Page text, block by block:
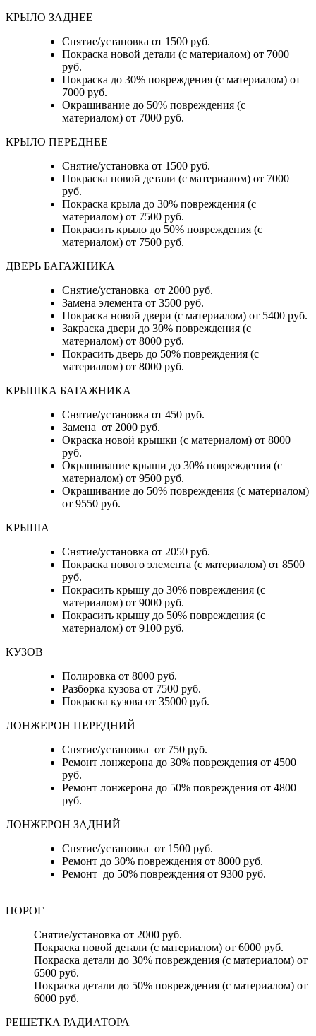
КРЫЛО ЗАДНЕЕ
Снятие/установка от 1500 руб.
Покраска новой детали (с материалом) от 7000
руб.
Покраска до 30% повреждения (с материалом) от
7000 руб.
Окрашивание до 50% повреждения (с
материалом) от 7000 руб.
КРЫЛО ПЕРЕДНЕЕ
Снятие/установка от 1500 руб.
Покраска новой детали (с материалом) от 7000
руб.
Покраска крыла до 30% повреждения (с
материалом) от 7500 руб.
Покрасить крыло до 50% повреждения (с
материалом) от 7500 руб.
ДВЕРЬ БАГАЖНИКА
Снятие/установка от 2000 руб.
Замена элемента от 3500 руб.
Покраска новой двери (с материалом) от 5400 руб.
Закраска двери до 30% повреждения (с
материалом) от 8000 руб.
Покрасить дверь до 50% повреждения (с
материалом) от 8000 руб.
КРЫШКА БАГАЖНИКА
Снятие/установка от 450 руб.
Замена от 2000 руб.
Окраска новой крышки (с материалом) от 8000
руб.
Окрашивание крыши до 30% повреждения (с
материалом) от 9500 руб.
Окрашивание до 50% повреждения (с материалом)
от 9550 руб.
КРЫША
Снятие/установка от 2050 руб.
Покраска нового элемента (с материалом) от 8500
руб.
Покрасить крышу до 30% повреждения (с
материалом) от 9000 руб.
Покрасить крышу до 50% повреждения (с
материалом) от 9100 руб.
КУЗОВ
Полировка от 8000 руб.
Разборка кузова от 7500 руб.
Покраска кузова от 35000 руб.
ЛОНЖЕРОН ПЕРЕДНИЙ
Снятие/установка от 750 руб.
Ремонт лонжерона до 30% повреждения от 4500
руб.
Ремонт лонжерона до 50% повреждения от 4800
руб.
ЛОНЖЕРОН ЗАДНИЙ
Снятие/установка от 1500 руб.
Ремонт до 30% повреждения от 8000 руб.
Ремонт до 50% повреждения от 9300 руб.
ПОРОГ
Снятие/установка от 2000 руб.
Покраска новой детали (с материалом) от 6000 руб.
Покраска детали до 30% повреждения (с материалом) от
6500 руб.
Покраска детали до 50% повреждения (с материалом) от
6000 руб.
РЕШЕТКА РАДИАТОРА